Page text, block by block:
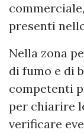
presenti
Nella zona
di fumo e di
competenti
per chiarire
verificare